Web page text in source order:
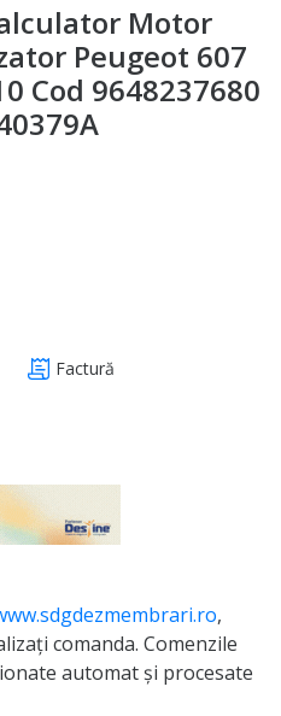
Motor
Peugeot 607
Cod 9648237680
Factură
,
comanda. Comenzile
automat și procesate